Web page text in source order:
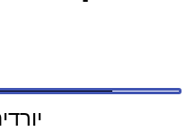
יורדים לסיני